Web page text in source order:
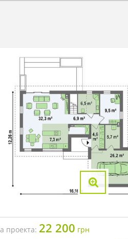
проекта: 22 200 грн